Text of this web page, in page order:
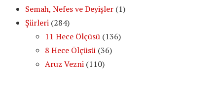
Semah, Nefes ve Deyişler (1)
Şiirleri (284)
11 Hece Ölçüsü (136)
8 Hece Ölçüsü (36)
Aruz Vezni (110)